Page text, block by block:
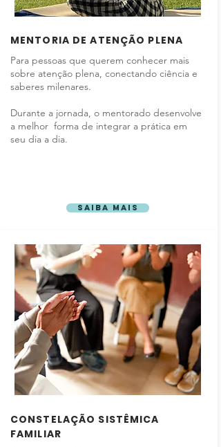
Saiba mais!
MENTORIA DE ATENÇÃO PLENA
Para pessoas que querem conhecer mais
sobre atenção plena, conectando ciência e
saberes milenares.
Durante a jornada, o mentorado desenvolve
a melhor forma de integrar a prática em
seu dia a dia.
Saiba mais
CONSTELAÇÃO SISTÊMICA
FAMILIAR